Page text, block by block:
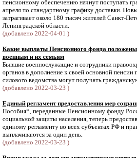
пенсионному обеспечению начнут поступать
апреля по стандартному графику доставки.
затрагивает около 180 тысяч жителей Санкт-
Ленинградской области.
(добавлено 2022-04-01 )
Какие выплаты Пенсионного фонда
военным и их семьям
Бывшие военнослужащие и сотрудники
органов в дополнение к своей основной пенсии
силового ведомства могут получать
(добавлено 2022-03-23 )
Единый регламент предоставления мер
Пособия*, переданные Пенсионному фонду
социальной защиты населения, теперь
единому регламенту во всех субъектах РФ и
выплачиваются за один день.
(добавлено 2022-03-23 )